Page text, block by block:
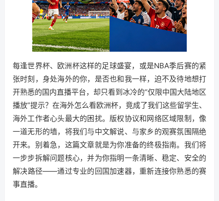
每逢世界杯、欧洲杯这样的足球盛宴，或是NBA季后赛的紧
张时刻，身处海外的你，是否也和我一样，迫不及待地想打
开熟悉的国内直播平台，却只看到冰冷的“仅限中国大陆地区
播放”提示？在海外怎么看欧洲杯，竟成了我们这些留学生、
海外工作者心头最大的困扰。版权协议和网络区域限制，像
一道无形的墙，将我们与中文解说、与家乡的观赛氛围隔绝
开来。别着急，这篇文章就是为你准备的终极指南。我们将
一步步拆解问题核心，并为你指明一条清晰、稳定、安全的
解决路径——通过专业的回国加速器，重新连接你熟悉的赛
事直播。